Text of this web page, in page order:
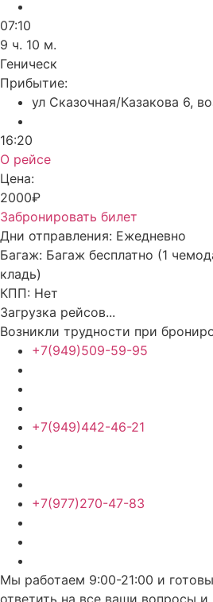
07:10
9 ч. 10 м.
Геническ
Прибытие:
ул Сказочная/Казакова 6,
16:20
О рейсе
Цена:
2000₽
Забронировать билет
Дни отправления: Ежедневно
Багаж: Багаж бесплатно (1
кладь)
КПП: Нет
Загрузка рейсов...
Возникли трудности при
+7(949)509-59-95
+7(949)442-46-21
+7(977)270-47-83
Мы работаем 9:00-21:00 и
ответить на все ваши вопросы и